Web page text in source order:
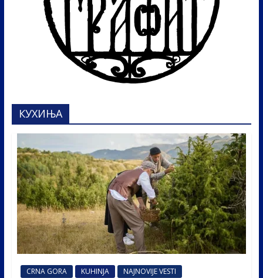
КУХИЊА
CRNA GORA KUHINJA NAJNOVIJE VESTI